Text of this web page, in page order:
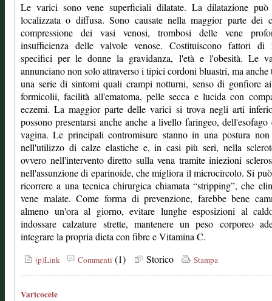
Le varici sono vene superficiali dilatate. La dilatazione può
localizzata o diffusa. Sono causate nella maggior parte dei
compressione dei vasi venosi, trombosi delle vene
insufficienza delle valvole venose. Costituiscono fattori di
specifici per le donne la gravidanza, l'età e l'obesità. Le
annunciano non solo attraverso i tipici cordoni bluastri, ma anche
una serie di sintomi quali crampi notturni, senso di gonfiore
formicolii, facilità all'ematoma, pelle secca e lucida con
eczemi. La maggior parte delle varici si trova negli arti
possono presentarsi anche anche a livello faringeo, dell'esofago
vagina. Le principali contromisure stanno in una postura non
nell'utilizzo di calze elastiche e, in casi più seri, nella
ovvero nell'intervento diretto sulla vena tramite iniezioni
nell'assunzione di eparinoide, che migliora il microcircolo. Si
ricorrere a una tecnica chirurgica chiamata “stripping”, che
vene malate. Come forma di prevenzione, farebbe bene
almeno un'ora al giorno, evitare lunghe esposizioni al
indossare calzature strette, mantenere un peso corporeo
integrare la propria dieta con fibre e Vitamina C.
(p)Link Commenti (1) Storico Stampa
Varicocele